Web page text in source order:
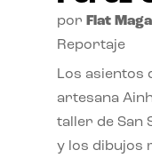
por Flat
Reportaje
Los asientos
artesana
taller de San
y los dibujos